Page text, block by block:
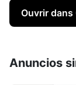
Ouvrir dans
Anuncios